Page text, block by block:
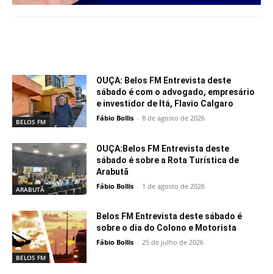
BELOS FM
OUÇA: Belos FM Entrevista deste
sábado é com o advogado, empresário
e investidor de Itá, Flavio Calgaro
Fábio Bollis - 8 de agosto de 2026
ARABUTÃ
OUÇA:Belos FM Entrevista deste
sábado é sobre a Rota Turística de
Arabutã
Fábio Bollis - 1 de agosto de 2026
BELOS FM
Belos FM Entrevista deste sábado é
sobre o dia do Colono e Motorista
Fábio Bollis - 25 de julho de 2026